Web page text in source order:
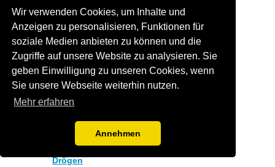
Wir verwenden Cookies, um Inhalte und
Anzeigen zu personalisieren, Funktionen für
soziale Medien anbieten zu können und die
Zugriffe auf unsere Website zu analysieren. Sie
geben Einwilligung zu unseren Cookies, wenn
Sie unsere Webseite weiterhin nutzen.
Mehr erfahren
Annehmen
Dreibrück
Dreihäuser
Dreilinden
Drense
Dreska
Dretzen
Drewen
Drieschnitz
Drochow
Drögen